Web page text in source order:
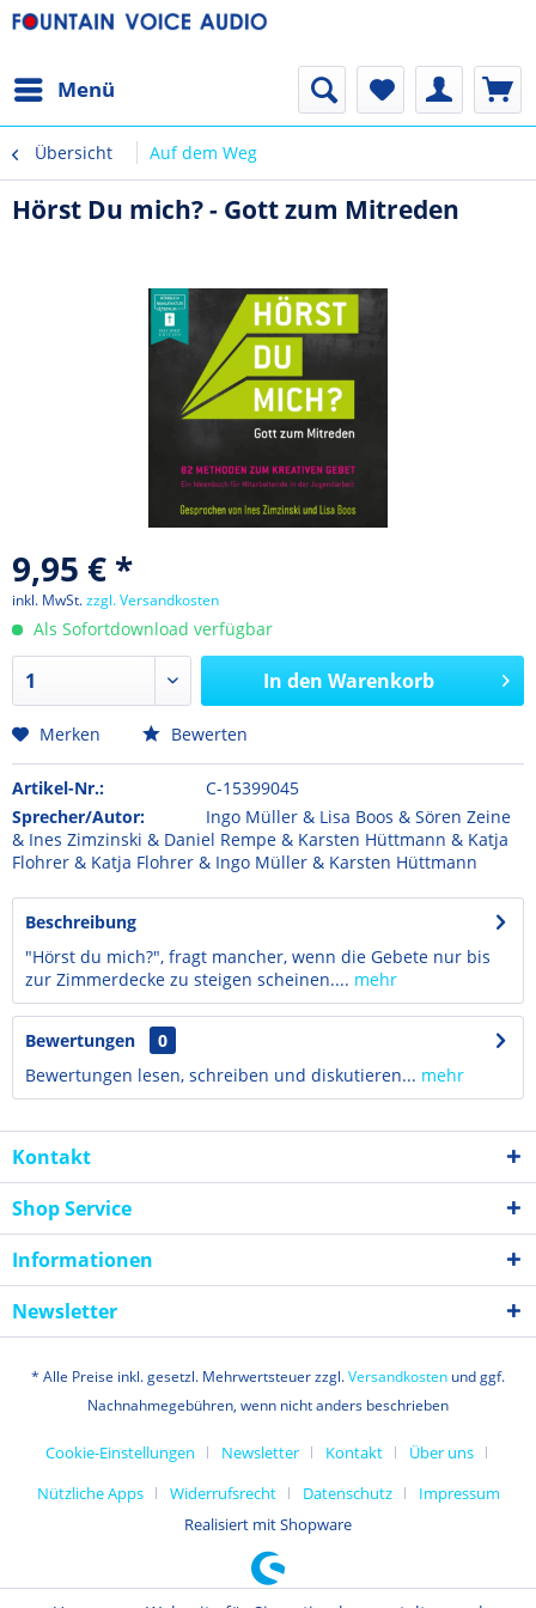
Menü
Übersicht Auf dem Weg
Hörst Du mich? - Gott zum Mitreden
9,95 € *
inkl. MwSt.zzgl. Versandkosten
Als Sofortdownload verfügbar
In den Warenkorb
Merken Bewerten
Artikel-Nr.:
C-15399045
Sprecher/Autor:
Ingo Müller & Lisa Boos & Sören Zeine
& Ines Zimzinski & Daniel Rempe & Karsten Hüttmann & Katja
Flohrer & Katja Flohrer & Ingo Müller & Karsten Hüttmann
Beschreibung
"Hörst du mich?", fragt mancher, wenn die Gebete nur bis
zur Zimmerdecke zu steigen scheinen.... mehr
Bewertungen
0
Bewertungen lesen, schreiben und diskutieren... mehr
Kontakt
Shop Service
Informationen
Newsletter
* Alle Preise inkl. gesetzl. Mehrwertsteuer zzgl.Versandkosten und ggf.
Nachnahmegebühren, wenn nicht anders beschrieben
Cookie-Einstellungen Newsletter Kontakt
Über uns
Nützliche Apps
Widerrufsrecht Datenschutz
Impressum
Realisiert mit Shopware